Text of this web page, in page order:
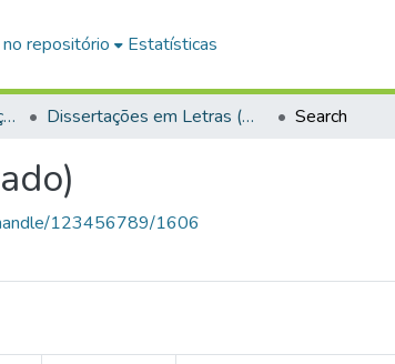
repositório Estatísticas
Programa de Pós-Graduação em Letras (PPGL) Dissertações em Letras (Mestrado) Search
123456789/1606